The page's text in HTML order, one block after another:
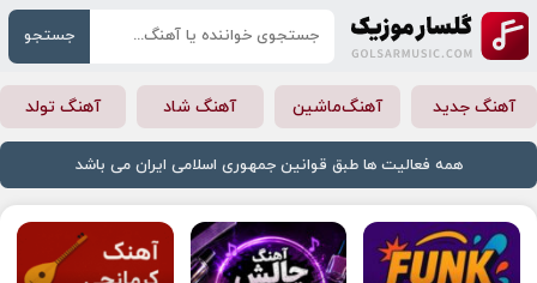
جستجو
آهنگ جدید آهنگ‌ماشین آهنگ شاد آهنگ تولد
همه فعالیت ها طبق قوانین جمهوری اسلامی ایران می باشد